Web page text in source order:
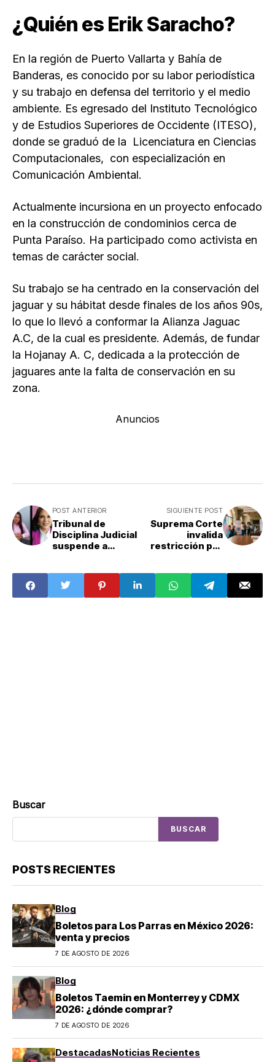
¿Quién es Erik Saracho?
En la región de Puerto Vallarta y Bahía de
Banderas, es conocido por su labor periodística
y su trabajo en defensa del territorio y el medio
ambiente. Es egresado del Instituto Tecnológico
y de Estudios Superiores de Occidente (ITESO),
donde se graduó de la Licenciatura en Ciencias
Computacionales, con especialización en
Comunicación Ambiental.
Actualmente incursiona en un proyecto enfocado
en la construcción de condominios cerca de
Punta Paraíso. Ha participado como activista en
temas de carácter social.
Su trabajo se ha centrado en la conservación del
jaguar y su hábitat desde finales de los años 90s,
lo que lo llevó a conformar la Alianza Jaguac
A.C, de la cual es presidente. Además, de fundar
la Hojanay A. C, dedicada a la protección de
jaguares ante la falta de conservación en su
zona.
Anuncios
POST ANTERIOR
Tribunal de
Disciplina Judicial
suspende a
amparo a
exgobernador de
Tamaulipas
SIGUIENTE POST
Suprema Corte
invalida
restricción por
nacimiento de
infancias trans
en Guerrero
Buscar
BUSCAR
POSTS RECIENTES
Blog
Boletos para Los Parras en México 2026:
venta y precios
7 DE AGOSTO DE 2026
Blog
Boletos Taemin en Monterrey y CDMX
2026: ¿dónde comprar?
7 DE AGOSTO DE 2026
DestacadasNoticias Recientes